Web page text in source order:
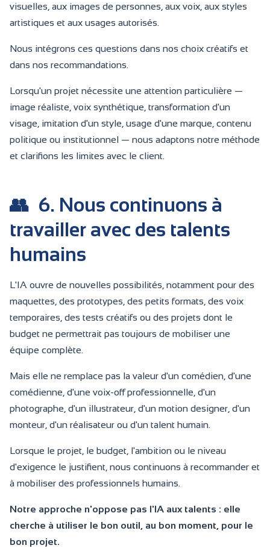
visuelles, aux images de personnes, aux voix, aux styles
artistiques et aux usages autorisés.
Nous intégrons ces questions dans nos choix créatifs et
dans nos recommandations.
Lorsqu'un projet nécessite une attention particulière —
image réaliste, voix synthétique, transformation d'un
visage, imitation d'un style, usage d'une marque, contenu
politique ou institutionnel — nous adaptons notre méthode
et clarifions les limites avec le client.
👥 6. Nous continuons à
travailler avec des talents
humains
L'IA ouvre de nouvelles possibilités, notamment pour des
maquettes, des prototypes, des petits formats, des voix
temporaires, des tests créatifs ou des projets dont le
budget ne permettrait pas toujours de mobiliser une
équipe complète.
Mais elle ne remplace pas la valeur d'un comédien, d'une
comédienne, d'une voix-off professionnelle, d'un
photographe, d'un illustrateur, d'un motion designer, d'un
monteur, d'un réalisateur ou d'un talent humain.
Lorsque le projet, le budget, l'ambition ou le niveau
d'exigence le justifient, nous continuons à recommander et
à mobiliser des professionnels humains.
Notre approche n'oppose pas l'IA aux talents : elle
cherche à utiliser le bon outil, au bon moment, pour le
bon projet.